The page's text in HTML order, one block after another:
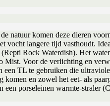
natuur komen deze dieren
langere tijd vasthoudt.
Rock Waterdish). Het
Voor de verlichting en
TL te gebruiken die
en zowel het eet- als
porseleinen warmte-straler